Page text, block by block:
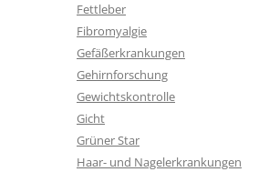
Fettleber
Fibromyalgie
Gefäßerkrankungen
Gehirnforschung
Gewichtskontrolle
Gicht
Grüner Star
Haar- und Nagelerkrankungen